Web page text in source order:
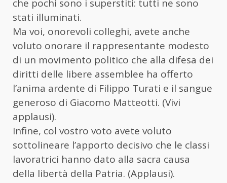
che pochi sono i superstiti: tutti ne sono
stati illuminati.
Ma voi, onorevoli colleghi, avete anche
voluto onorare il rappresentante modesto
di un movimento politico che alla difesa dei
diritti delle libere assemblee ha offerto
l’anima ardente di Filippo Turati e il sangue
generoso di Giacomo Matteotti. (Vivi
applausi).
Infine, col vostro voto avete voluto
sottolineare l’apporto decisivo che le classi
lavoratrici hanno dato alla sacra causa
della libertà della Patria. (Applausi).